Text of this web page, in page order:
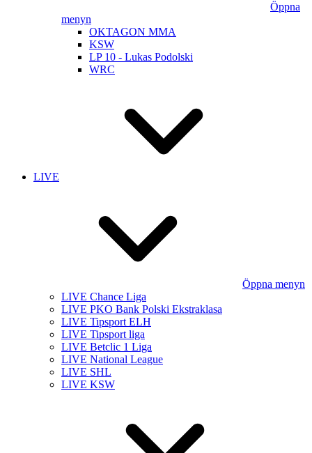
Öppna
menyn
OKTAGON MMA
KSW
LP 10 - Lukas Podolski
WRC
LIVE
Öppna menyn
LIVE Chance Liga
LIVE PKO Bank Polski Ekstraklasa
LIVE Tipsport ELH
LIVE Tipsport liga
LIVE Betclic 1 Liga
LIVE National League
LIVE SHL
LIVE KSW